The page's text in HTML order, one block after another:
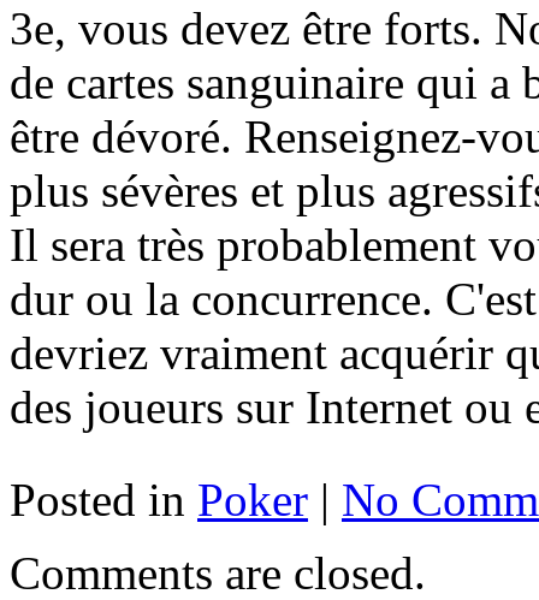
3e, vous devez être forts.
de cartes sanguinaire qui a
être dévoré. Renseignez-
plus sévères et plus
Il sera très probablement
dur ou la concurrence.
devriez vraiment acquérir
des joueurs sur Internet ou
Posted in Poker | No
Comments are closed.